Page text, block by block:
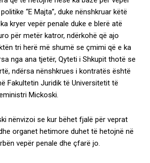
“E Majta”, duke nënshkruar këtë
kryer vepër penale duke e blerë atë
për metër katror, ndërkohë që ajo
tri herë më shumë se çmimi që e ka
nga ana tjetër, Qyteti i Shkupit thotë se
ndërsa nënshkrues i kontratës është
Fakultetin Juridik të Universitetit të
Mickoski.
nënvizoi se kur bëhet fjalë për veprat
organet hetimore duhet të hetojnë në
vepër penale dhe çfarë jo.